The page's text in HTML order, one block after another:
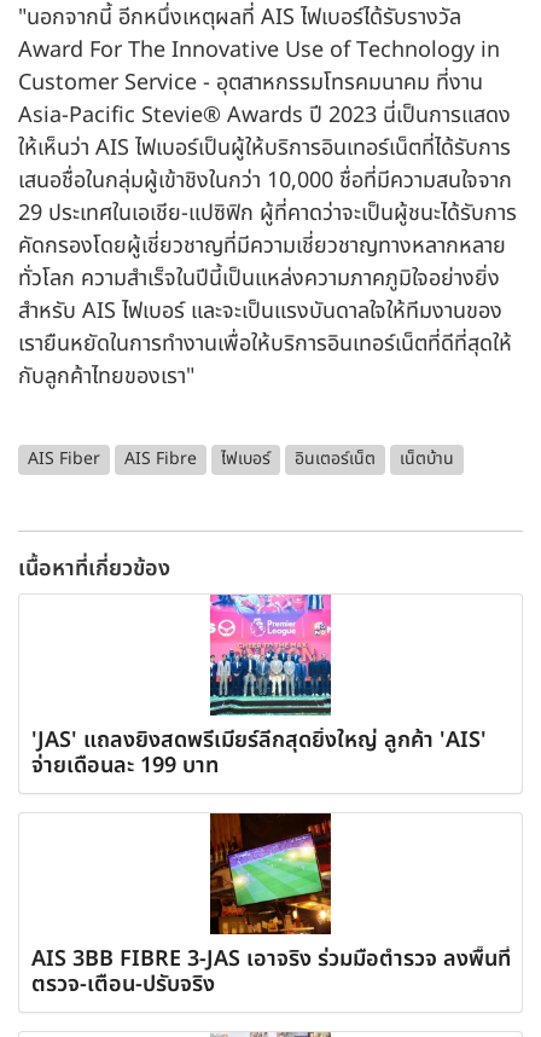
"นอกจากนี้ อีกหนึ่งเหตุผลที่ AIS ไฟเบอร์ได้รับรางวัล
Award For The Innovative Use of Technology in
Customer Service - อุตสาหกรรมโทรคมนาคม ที่งาน
Asia-Pacific Stevie® Awards ปี 2023 นี่เป็นการแสดง
ให้เห็นว่า AIS ไฟเบอร์เป็นผู้ให้บริการอินเทอร์เน็ตที่ได้รับการ
เสนอชื่อในกลุ่มผู้เข้าชิงในกว่า 10,000 ชื่อที่มีความสนใจจาก
29 ประเทศในเอเชีย-แปซิฟิก ผู้ที่คาดว่าจะเป็นผู้ชนะได้รับการ
คัดกรองโดยผู้เชี่ยวชาญที่มีความเชี่ยวชาญทางหลากหลาย
ทั่วโลก ความสำเร็จในปีนี้เป็นแหล่งความภาคภูมิใจอย่างยิ่ง
สำหรับ AIS ไฟเบอร์ และจะเป็นแรงบันดาลใจให้ทีมงานของ
เรายืนหยัดในการทำงานเพื่อให้บริการอินเทอร์เน็ตที่ดีที่สุดให้
กับลูกค้าไทยของเรา"
AIS Fiber AIS Fibre ไฟเบอร์ อินเตอร์เน็ต เน็ตบ้าน
เนื้อหาที่เกี่ยวข้อง
'JAS' แถลงยิงสดพรีเมียร์ลีกสุดยิ่งใหญ่ ลูกค้า 'AIS'
จ่ายเดือนละ 199 บาท
AIS 3BB FIBRE 3-JAS เอาจริง ร่วมมือตำรวจ ลงพื้นที่
ตรวจ-เตือน-ปรับจริง